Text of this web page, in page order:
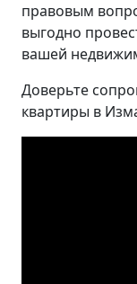
правовым
выгодно
вашей
Доверьте
квартиры в